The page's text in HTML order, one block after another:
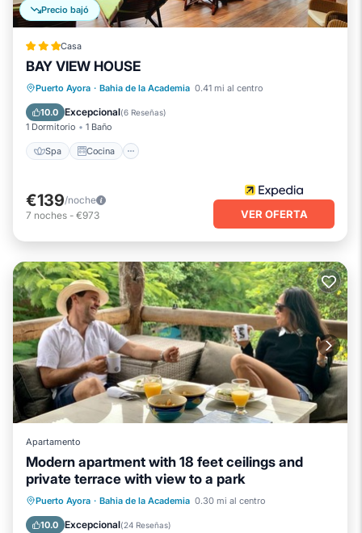
Precio bajó
Casa
BAY VIEW HOUSE
Puerto Ayora · Bahia de la Academia 0.41 mi al centro
10.0 Excepcional(6 Reseñas)
1 Dormitorio 1 Baño
Spa Cocina
Spa Cocina
Aire acondicionado
Internet
€139/noche
7 noches - €973 VER OFERTA
Apartamento
Modern apartment with 18 feet ceilings and
private terrace with view to a park
Puerto Ayora · Bahia de la Academia 0.30 mi al centro
10.0 Excepcional(24 Reseñas)
Frente al mar
Bañera de hidromasaje
Aparcamiento